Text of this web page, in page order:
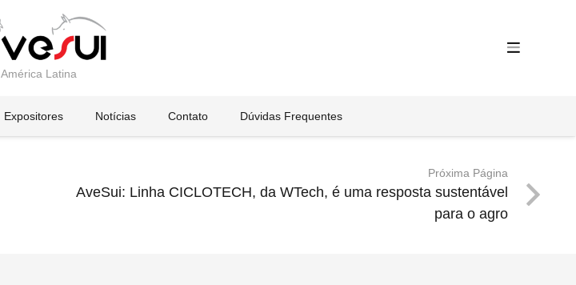
América Latina
Expositores Notícias Contato Dúvidas Frequentes
Próxima Página
AveSui: Linha CICLOTECH, da WTech, é uma resposta sustentável
para o agro